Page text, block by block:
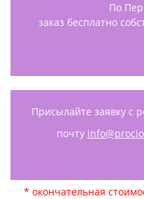
По
заказ бесплатно
Присылайте заявку с
почту
* окончательная